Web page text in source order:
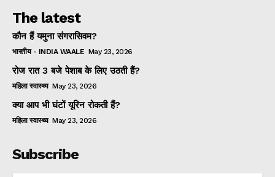
The latest
कौन हैं यमुना संगरासिवम?
भारतीय - INDIA WAALE May 23, 2026
रोज रात 3 बजे पेशाब के लिए उठती हैं?
महिला स्वास्थ्य May 23, 2026
क्या आप भी घंटों यूरिन रोकती हैं?
महिला स्वास्थ्य May 23, 2026
Subscribe